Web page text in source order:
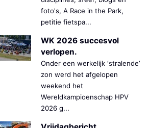
foto's, A Race in the Park,
petitie fietspa...
WK 2026 succesvol
verlopen.
Onder een werkelijk ‘stralende’
zon werd het afgelopen
weekend het
Wereldkampioenschap HPV
2026 g...